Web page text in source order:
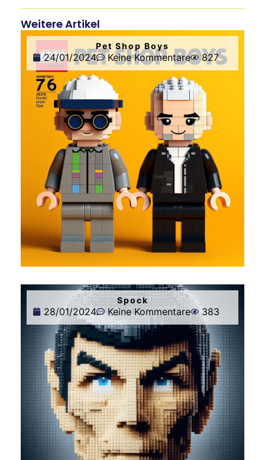
Weitere Artikel
Pet Shop Boys
24/01/2024 Keine Kommentare 827
Spock
28/01/2024 Keine Kommentare 383